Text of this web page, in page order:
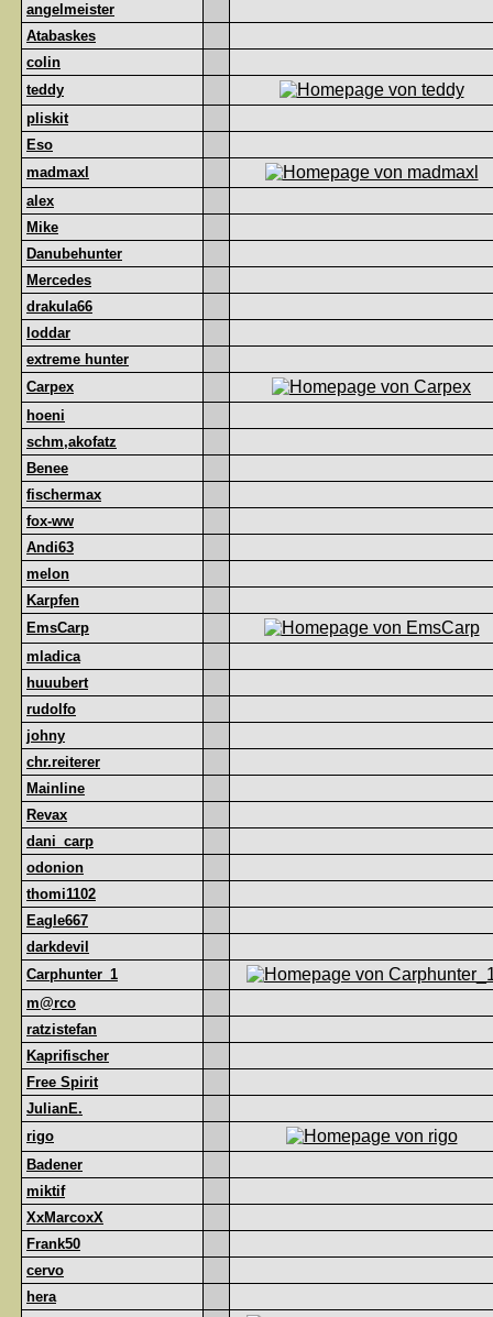
angelmeister
Atabaskes
colin
teddy
pliskit
Eso
madmaxl
alex
Mike
Danubehunter
Mercedes
drakula66
loddar
extreme hunter
Carpex
hoeni
schm,akofatz
Benee
fischermax
fox-ww
Andi63
melon
Karpfen
EmsCarp
mladica
huuubert
rudolfo
johny
chr.reiterer
Mainline
Revax
dani_carp
odonion
thomi1102
Eagle667
darkdevil
Carphunter_1
m@rco
ratzistefan
Kaprifischer
Free Spirit
JulianE.
rigo
Badener
miktif
XxMarcoxX
Frank50
cervo
hera